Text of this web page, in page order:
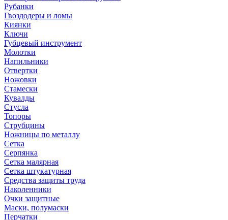
Рубанки
Гвоздодеры и ломы
Киянки
Ключи
Губцевый инструмент
Молотки
Напильники
Отвертки
Ножовки
Стамески
Кувалды
Стусла
Топоры
Струбцины
Ножницы по металлу
Сетка
Серпянка
Сетка малярная
Сетка штукатурная
Средства защиты труда
Наколенники
Очки защитные
Маски, полумаски
Перчатки